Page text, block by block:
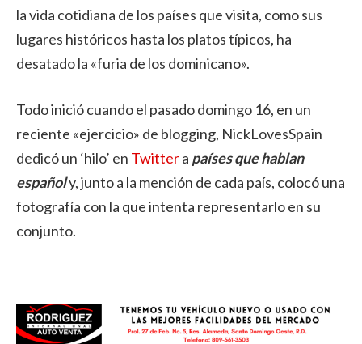
la vida cotidiana de los países que visita, como sus
lugares históricos hasta los platos típicos, ha
desatado la «furia de los dominicano».
Todo inició cuando el pasado domingo 16, en un
reciente «ejercicio» de blogging, NickLovesSpain
dedicó un ‘hilo’ en Twittera países que hablan
españoly, junto a la mención de cada país, colocó una
fotografía con la que intenta representarlo en su
conjunto.